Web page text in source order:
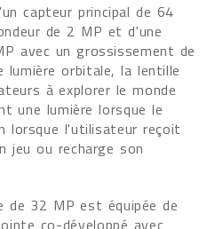
capteur principal de 64
de 2 MP et d'une
avec un grossissement de
lumière orbitale, la lentille
à explorer le monde
une lumière lorsque le
lorsque l'utilisateur reçoit
jeu ou recharge son
32 MP est équipée de
co-développé avec